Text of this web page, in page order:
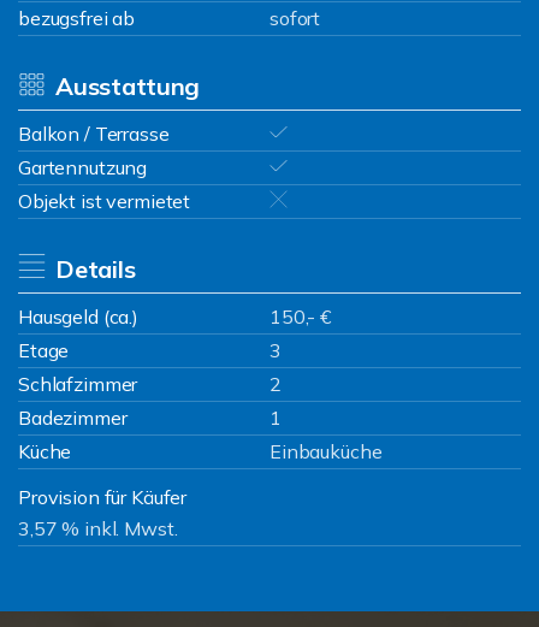
bezugsfrei ab
sofort
Ausstattung
Balkon / Terrasse
Gartennutzung
Objekt ist vermietet
Details
Hausgeld (ca.)
150,- €
Etage
3
Schlafzimmer
2
Badezimmer
1
Küche
Einbauküche
Provision für Käufer
3,57 % inkl. Mwst.